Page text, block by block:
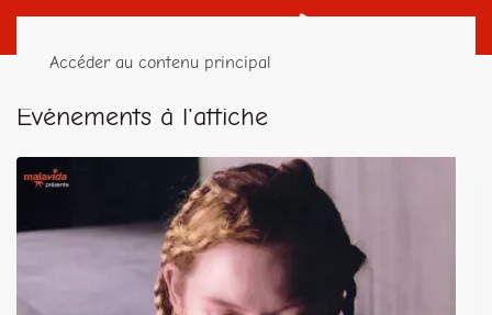
Accéder au contenu principal
Événements à l'affiche